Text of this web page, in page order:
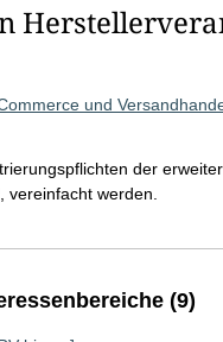
und
der
vereinfacht werden.
(9)